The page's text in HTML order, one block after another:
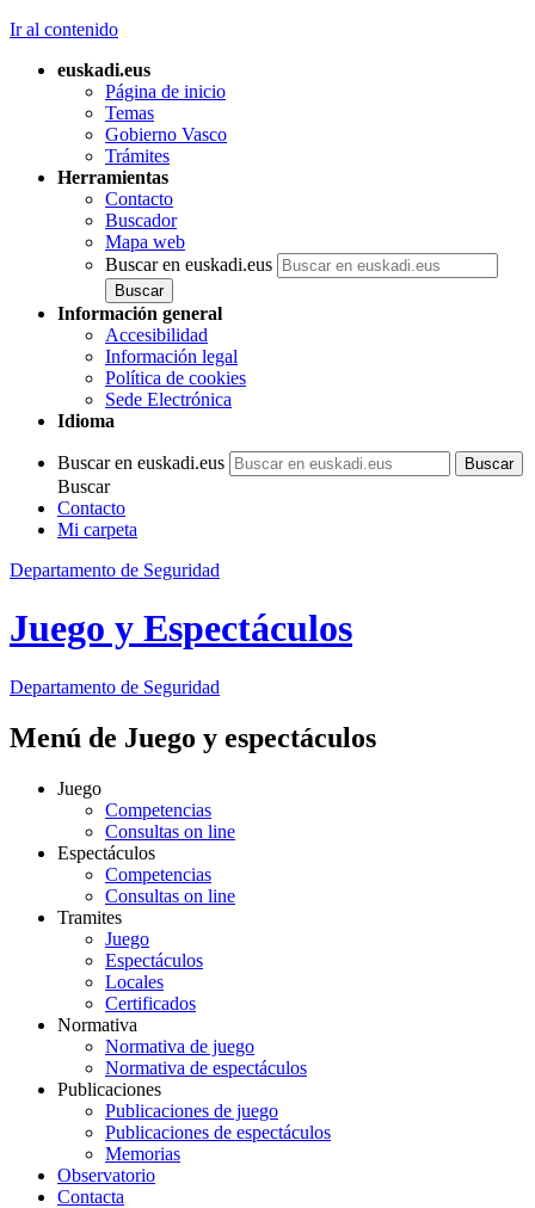
Ir al contenido
euskadi.eus
Página de inicio
Temas
Gobierno Vasco
Trámites
Herramientas
Contacto
Buscador
Mapa web
Buscar en euskadi.eus
Información general
Accesibilidad
Información legal
Política de cookies
Sede Electrónica
Idioma
Buscar en euskadi.eus
Buscar
Contacto
Mi carpeta
Departamento de Seguridad
Juego y Espectáculos
Departamento de Seguridad
Menú de Juego y espectáculos
Juego
Competencias
Consultas on line
Espectáculos
Competencias
Consultas on line
Tramites
Juego
Espectáculos
Locales
Certificados
Normativa
Normativa de juego
Normativa de espectáculos
Publicaciones
Publicaciones de juego
Publicaciones de espectáculos
Memorias
Observatorio
Contacta